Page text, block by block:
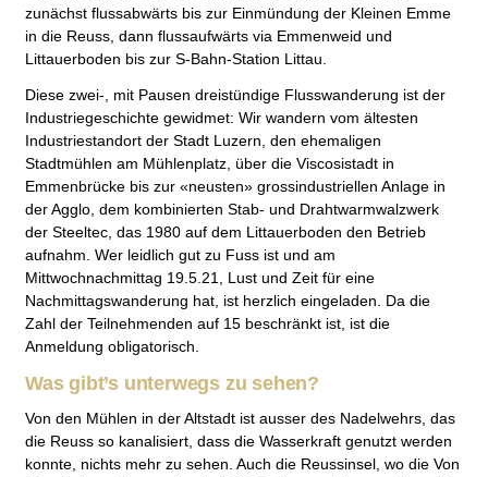
zunächst flussabwärts bis zur Einmündung der Kleinen Emme
in die Reuss, dann flussaufwärts via Emmenweid und
Littauerboden bis zur S-Bahn-Station Littau.
Diese zwei-, mit Pausen dreistündige Flusswanderung ist der
Industriegeschichte gewidmet: Wir wandern vom ältesten
Industriestandort der Stadt Luzern, den ehemaligen
Stadtmühlen am Mühlenplatz, über die Viscosistadt in
Emmenbrücke bis zur «neusten» grossindustriellen Anlage in
der Agglo, dem kombinierten Stab- und Drahtwarmwalzwerk
der Steeltec, das 1980 auf dem Littauerboden den Betrieb
aufnahm. Wer leidlich gut zu Fuss ist und am
Mittwochnachmittag 19.5.21, Lust und Zeit für eine
Nachmittagswanderung hat, ist herzlich eingeladen. Da die
Zahl der Teilnehmenden auf 15 beschränkt ist, ist die
Anmeldung obligatorisch.
Was gibt’s unterwegs zu sehen?
Von den Mühlen in der Altstadt ist ausser des Nadelwehrs, das
die Reuss so kanalisiert, dass die Wasserkraft genutzt werden
konnte, nichts mehr zu sehen. Auch die Reussinsel, wo die Von